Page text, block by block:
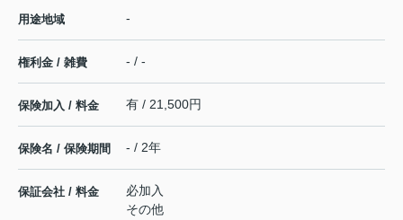
用途地域 -
権利金 / 雑費 - / -
保険加入 / 料金 有 / 21,500円
保険名 / 保険期間 - / 2年
保証会社 / 料金
必加入
その他